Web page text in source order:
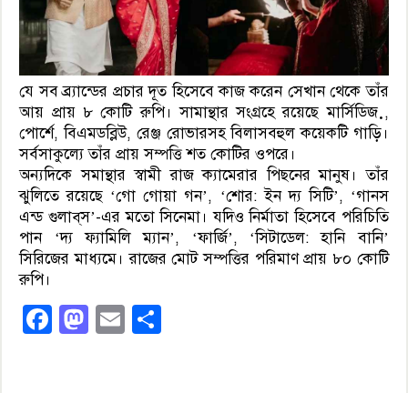
যে সব ব্র্যান্ডের প্রচার দূত হিসেবে কাজ করেন সেখান থেকে তাঁর
আয় প্রায় ৮ কোটি রুপি। সামান্থার সংগ্রহে রয়েছে মার্সিডিজ়,
পোর্শে, বিএমডব্লিউ, রেঞ্জ রোভারসহ বিলাসবহুল কয়েকটি গাড়ি।
সর্বসাকুল্যে তাঁর প্রায় সম্পত্তি শত কোটির ওপরে।
অন্যদিকে সমান্থার স্বামী রাজ ক্যামেরার পিছনের মানুষ। তাঁর
ঝুলিতে রয়েছে ‘গো গোয়া গন’, ‘শোর: ইন দ্য সিটি’, ‘গানস
এন্ড গুলাব্‌স’-এর মতো সিনেমা। যদিও নির্মাতা হিসেবে পরিচিতি
পান ‘দ্য ফ্যামিলি ম্যান’, ‘ফার্জি’, ‘সিটাডেল: হানি বানি’
সিরিজের মাধ্যমে। রাজের মোট সম্পত্তির পরিমাণ প্রায় ৮০ কোটি
রুপি।
Facebook
Mastodon
Email